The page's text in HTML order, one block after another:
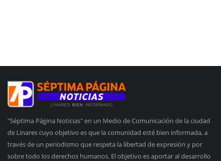
"Séptima Página Noticias" en un Medio de Comunicación de la ciudad
de Linares cuyo objetivo es que la comunidad esté bien informada, a
través de un periodismo que respeta la libertad de expresión y por
sobre todo los derechos humanos. El objetivo es aportar al desarrollo